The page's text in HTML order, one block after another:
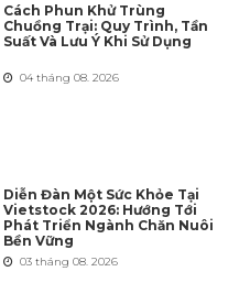
Cách Phun Khử Trùng
Chuồng Trại: Quy Trình, Tần
Suất Và Lưu Ý Khi Sử Dụng
04 tháng 08. 2026
Diễn Đàn Một Sức Khỏe Tại
Vietstock 2026: Hướng Tới
Phát Triển Ngành Chăn Nuôi
Bền Vững
03 tháng 08. 2026